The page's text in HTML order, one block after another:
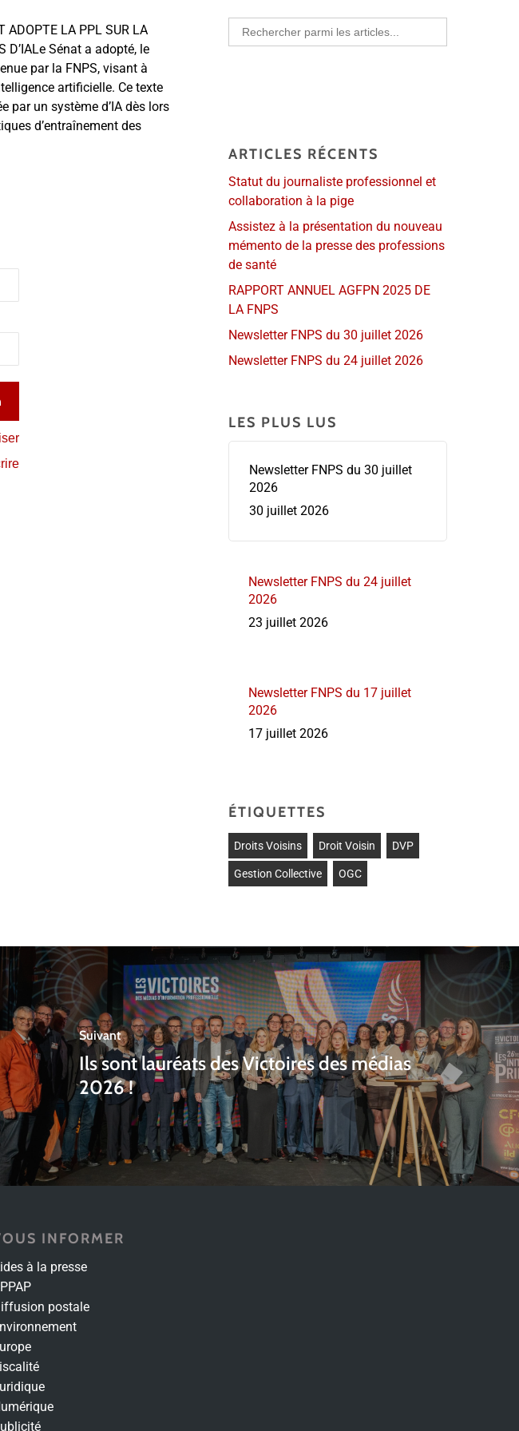
ADOPTE LA PPL SUR LA
D’IALe Sénat a adopté, le
par la FNPS, visant à
artificielle. Ce texte
par un système d’IA dès lors
d’entraînement des
Search
for:
ARTICLES RÉCENTS
Statut du journaliste professionnel et
collaboration à la pige
Assistez à la présentation du nouveau
mémento de la presse des professions
de santé
RAPPORT ANNUEL AGFPN 2025 DE
LA FNPS
Newsletter FNPS du 30 juillet 2026
Newsletter FNPS du 24 juillet 2026
LES PLUS LUS
Newsletter FNPS du 30 juillet
2026
30 juillet 2026
Newsletter FNPS du 24 juillet
2026
23 juillet 2026
Newsletter FNPS du 17 juillet
2026
17 juillet 2026
ÉTIQUETTES
Droits Voisins Droit Voisin DVP
Gestion Collective OGC
Suivant
Ils sont lauréats des Victoires des médias
2026 !
INFORMER
à la presse
postale